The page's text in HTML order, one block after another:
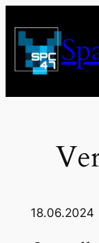
Inhalt
springen
18.06.2024